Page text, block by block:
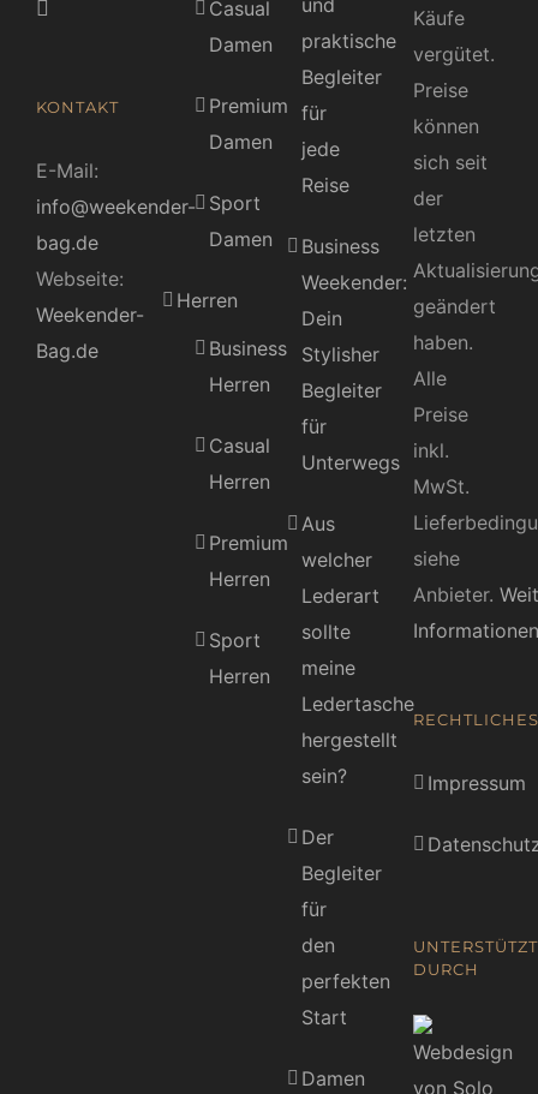
KONTAKT
E-Mail:
info@weekender-
bag.de
Webseite:
Weekender-
Bag.de
Casual
Damen
Premium
Damen
Sport
Damen
Herren
Business
Herren
Casual
Herren
Premium
Herren
Sport
Herren
und
praktische
Begleiter
für
jede
Reise
Business
Weekender:
Dein
Stylisher
Begleiter
für
Unterwegs
Aus
welcher
Lederart
sollte
meine
Ledertasche
hergestellt
sein?
Der
Begleiter
für
den
perfekten
Start
Damen
Käufe
vergütet.
Preise
können
sich seit
der
letzten
geändert
haben.
Alle
Preise
inkl.
MwSt.
siehe
Anbieter.
Informationen
RECHTLICHES
Impressum
UNTERSTÜTZT
DURCH